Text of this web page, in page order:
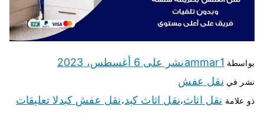
بواسطة ammar1نشر على 6 أغسطس، 2023
نشر في نقل عفش
ذو علامة نقل اثاث،نقل اثاث كبد،نقل عفش كبدلا تعليقات